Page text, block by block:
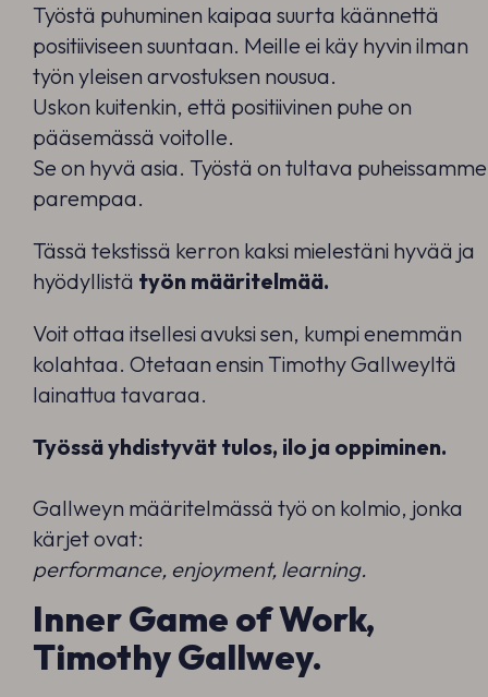
Työstä puhuminen kaipaa suurta käännettä
positiiviseen suuntaan. Meille ei käy hyvin ilman
työn yleisen arvostuksen nousua.
Uskon kuitenkin, että positiivinen puhe on
pääsemässä voitolle.
Se on hyvä asia. Työstä on tultava puheissamme
parempaa.
Tässä tekstissä kerron kaksi mielestäni hyvää ja
hyödyllistä työn määritelmää.
Voit ottaa itsellesi avuksi sen, kumpi enemmän
kolahtaa. Otetaan ensin Timothy Gallweyltä
lainattua tavaraa.
Työssä yhdistyvät tulos, ilo ja oppiminen.
Gallweyn määritelmässä työ on kolmio, jonka
kärjet ovat:
performance, enjoyment, learning.
Inner Game of Work,
Timothy Gallwey.